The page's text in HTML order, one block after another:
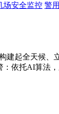
场安全监控 警
建起全天候
依托AI算法